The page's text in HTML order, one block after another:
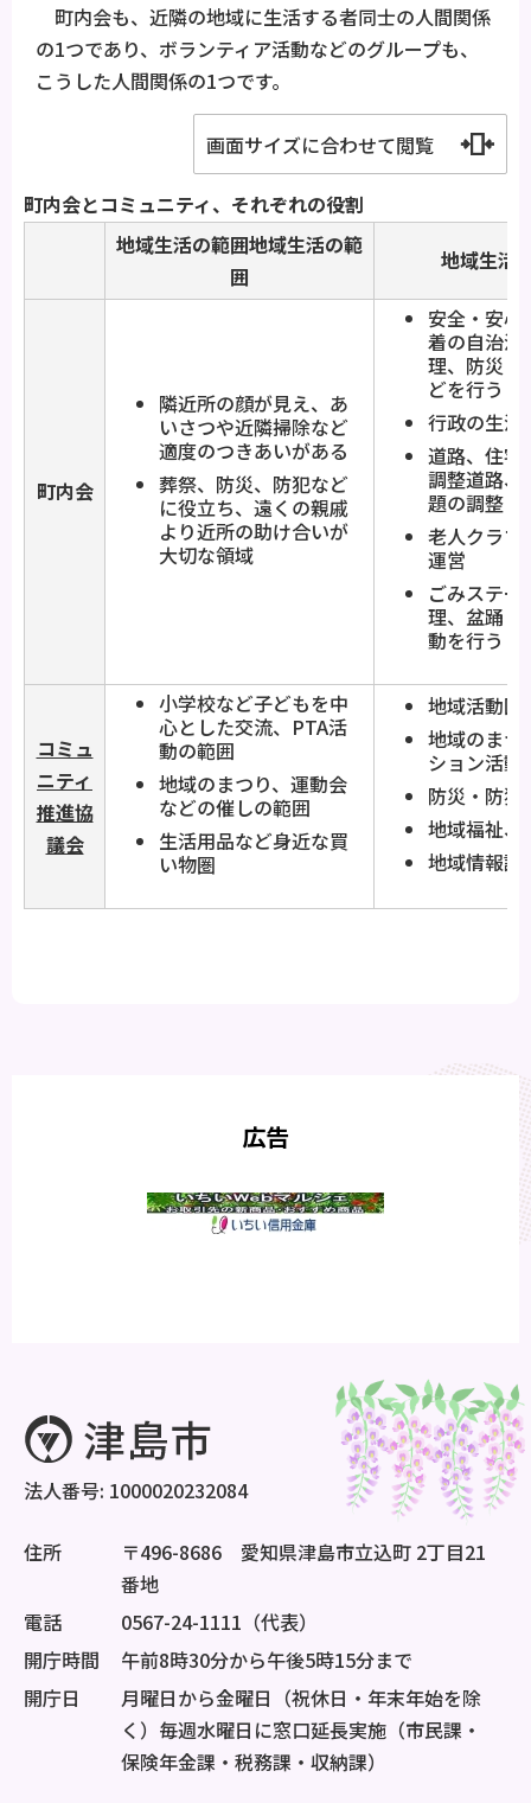
町内会も、近隣の地域に生活する者同士の人間関係
の1つであり、ボランティア活動などのグループも、
こうした人間関係の1つです。
画面サイズに合わせて閲覧
町内会とコミュニティ、それぞれの役割
地域生活の範囲地域生活の範
囲
地域生活
町内会
隣近所の顔が見え、あ
いさつや近隣掃除など
適度のつきあいがある
葬祭、防災、防犯など
に役立ち、遠くの親戚
より近所の助け合いが
大切な領域
安全・安心
着の自治活
理、防災・
どを行う
行政の生活
道路、住宅
調整道路、
題の調整
老人クラブ
運営
ごみステー
理、盆踊り
動を行う
コミュ
ニティ
推進協
議会
小学校など子どもを中
心とした交流、PTA活
動の範囲
地域のまつり、運動会
などの催しの範囲
生活用品など身近な買
い物圏
地域活動団
地域のまつ
ション活動
防災・防犯
地域福祉、
地域情報誌
広告
法人番号: 1000020232084
住所
〒496-8686 愛知県津島市立込町 2丁目21
番地
電話
0567-24-1111（代表）
開庁時間
午前8時30分から午後5時15分まで
開庁日
月曜日から金曜日（祝休日・年末年始を除
く）毎週水曜日に窓口延長実施（市民課・
保険年金課・税務課・収納課）